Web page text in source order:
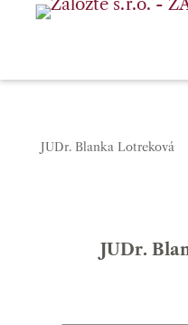
JUDr. Blanka Lotreková
JUDr.